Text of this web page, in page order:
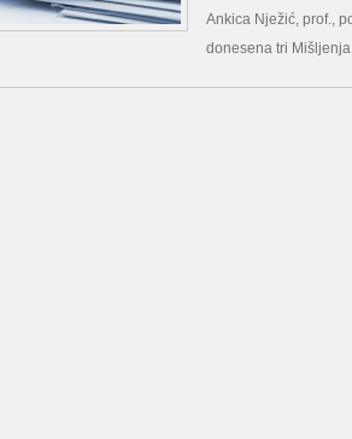
Ankica Nježić, prof.,
donesena tri